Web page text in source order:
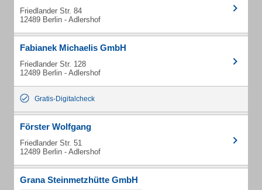
Friedlander Str. 84
12489 Berlin - Adlershof
Fabianek Michaelis GmbH
Friedlander Str. 128
12489 Berlin - Adlershof
Gratis-Digitalcheck
Förster Wolfgang
Friedlander Str. 51
12489 Berlin - Adlershof
Grana Steinmetzhütte GmbH